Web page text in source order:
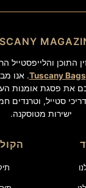
התוכן והלייפסטייל
Tuscany Bags. אנו
את פסגת אומנות
סטייל, וטרנדים
ישירות מטוסקנה.